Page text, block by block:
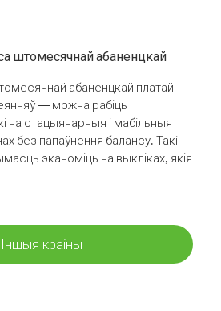
штомесячнай абаненцкай
абаненцкай платай
— можна рабіць
на стацыянарныя і мабільныя
без папаўнення балансу. Такі
эканоміць на выкліках, якія
Іншыя краіны